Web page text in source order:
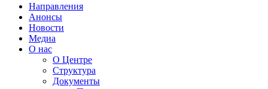
Направления
Анонсы
Новости
Медиа
О нас
О Центре
Структура
Документы